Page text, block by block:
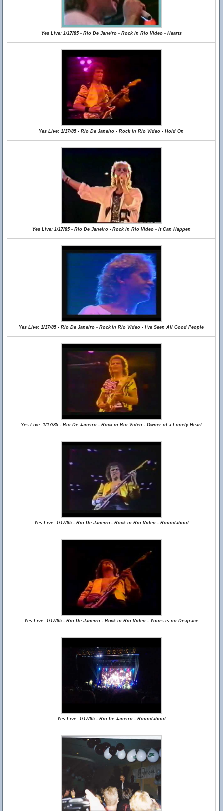
Yes Live: 1/17/85 - Rio De Janeiro - Rock in Rio Video - Hearts
Yes Live: 1/17/85 - Rio De Janeiro - Rock in Rio Video - Hold On
Yes Live: 1/17/85 - Rio De Janeiro - Rock in Rio Video - It Can Happen
Yes Live: 1/17/85 - Rio De Janeiro - Rock in Rio Video - I've Seen All Good People
Yes Live: 1/17/85 - Rio De Janeiro - Rock in Rio Video - Owner of a Lonely Heart
Yes Live: 1/17/85 - Rio De Janeiro - Rock in Rio Video - Roundabout
Yes Live: 1/17/85 - Rio De Janeiro - Rock in Rio Video - Yours is no Disgrace
Yes Live: 1/17/85 - Rio De Janeiro - Roundabout